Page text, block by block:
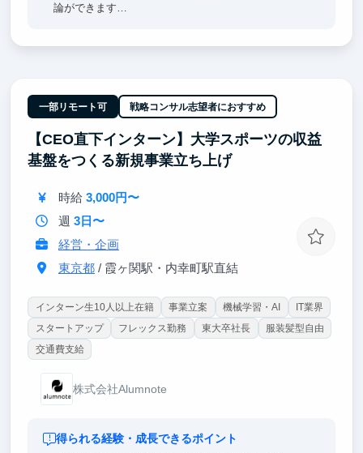
論ができます
一部リモート可 戦略コンサル志望者におすすめ
【CEO直下インターン】大学スポーツの収益
基盤をつくる新規事業立ち上げ
時給 3,000円〜
週 3日〜
経営・企画
東京都/ 霞ヶ関駅・内幸町駅直結
インターン生10人以上在籍 事業立案 機械学習・AI
IT業界
スタートアップ
フレックス勤務 東大卒社長
服装髪型自由
交通費支給
株式会社Alumnote
得られる経験・成長できるポイント